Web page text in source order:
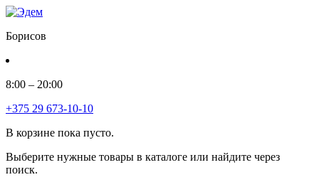
Борисов
8:00 – 20:00
+375 29 673-10-10
В корзине пока пусто.
Выберите нужные товары в каталоге или найдите через
поиск.